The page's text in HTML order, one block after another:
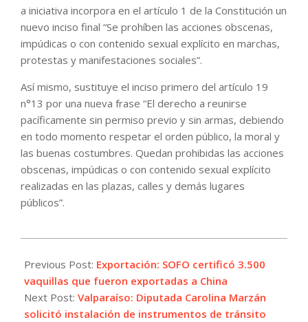
a iniciativa incorpora en el artículo 1 de la Constitución un
nuevo inciso final “Se prohíben las acciones obscenas,
impúdicas o con contenido sexual explícito en marchas,
protestas y manifestaciones sociales”.
Así mismo, sustituye el inciso primero del artículo 19
n°13 por una nueva frase “El derecho a reunirse
pacíficamente sin permiso previo y sin armas, debiendo
en todo momento respetar el orden público, la moral y
las buenas costumbres. Quedan prohibidas las acciones
obscenas, impúdicas o con contenido sexual explícito
realizadas en las plazas, calles y demás lugares
públicos”.
06-
23
Previous Post: Exportación: SOFO certificó 3.500
vaquillas que fueron exportadas a China
Next Post: Valparaíso: Diputada Carolina Marzán
solicitó instalación de instrumentos de tránsito